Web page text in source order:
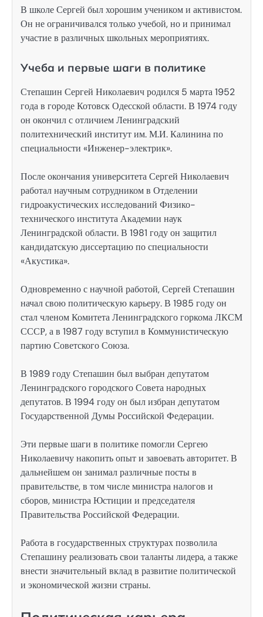
В школе Сергей был хорошим учеником и активистом.
Он не ограничивался только учебой, но и принимал
участие в различных школьных мероприятиях.
Учеба и первые шаги в политике
Степашин Сергей Николаевич родился 5 марта 1952
года в городе Котовск Одесской области. В 1974 году
он окончил с отличием Ленинградский
политехнический институт им. М.И. Калинина по
специальности «Инженер-электрик».
После окончания университета Сергей Николаевич
работал научным сотрудником в Отделении
гидроакустических исследований Физико-
технического института Академии наук
Ленинградской области. В 1981 году он защитил
кандидатскую диссертацию по специальности
«Акустика».
Одновременно с научной работой, Сергей Степашин
начал свою политическую карьеру. В 1985 году он
стал членом Комитета Ленинградского горкома ЛКСМ
СССР, а в 1987 году вступил в Коммунистическую
партию Советского Союза.
В 1989 году Степашин был выбран депутатом
Ленинградского городского Совета народных
депутатов. В 1994 году он был избран депутатом
Государственной Думы Российской Федерации.
Эти первые шаги в политике помогли Сергею
Николаевичу накопить опыт и завоевать авторитет. В
дальнейшем он занимал различные посты в
правительстве, в том числе министра налогов и
сборов, министра Юстиции и председателя
Правительства Российской Федерации.
Работа в государственных структурах позволила
Степашину реализовать свои таланты лидера, а также
внести значительный вклад в развитие политической
и экономической жизни страны.